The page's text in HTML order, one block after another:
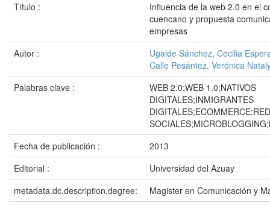
Título :
Influencia de la web 2.0 en el
cuencano y propuesta
empresas
Autor :
Ugalde Sánchez, Cecilia
Calle Pesántez, Verónica
Palabras clave :
WEB 2.0;WEB 1.0;NATIVOS
DIGITALES;INMIGRANTES
Fecha de publicación :
2013
Editorial :
Universidad del Azuay
metadata.dc.description.degree:
Magister en Comunicación y